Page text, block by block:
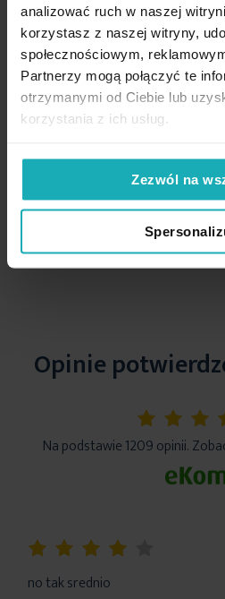
analizować ruch w naszej
korzystasz z naszej witryny,
społecznościowym,
Partnerzy mogą połączyć te
otrzymanymi od Ciebie lub
korzystania z ich usług.
Zezwól na
Podobne
Opinie
Na podstawie 1209 opinii.
no tak srednio